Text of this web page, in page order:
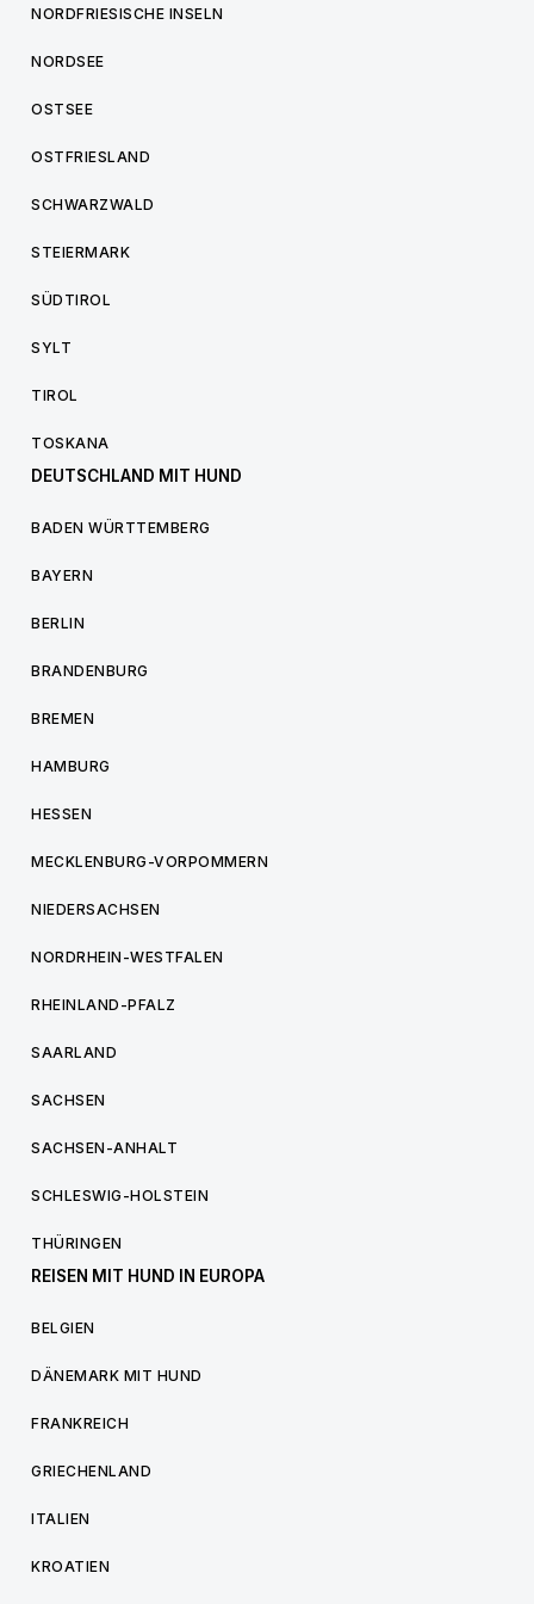
NORDFRIESISCHE INSELN
NORDSEE
OSTSEE
OSTFRIESLAND
SCHWARZWALD
STEIERMARK
SÜDTIROL
SYLT
TIROL
TOSKANA
DEUTSCHLAND MIT HUND
BADEN WÜRTTEMBERG
BAYERN
BERLIN
BRANDENBURG
BREMEN
HAMBURG
HESSEN
MECKLENBURG-VORPOMMERN
NIEDERSACHSEN
NORDRHEIN-WESTFALEN
RHEINLAND-PFALZ
SAARLAND
SACHSEN
SACHSEN-ANHALT
SCHLESWIG-HOLSTEIN
THÜRINGEN
REISEN MIT HUND IN EUROPA
BELGIEN
DÄNEMARK MIT HUND
FRANKREICH
GRIECHENLAND
ITALIEN
KROATIEN